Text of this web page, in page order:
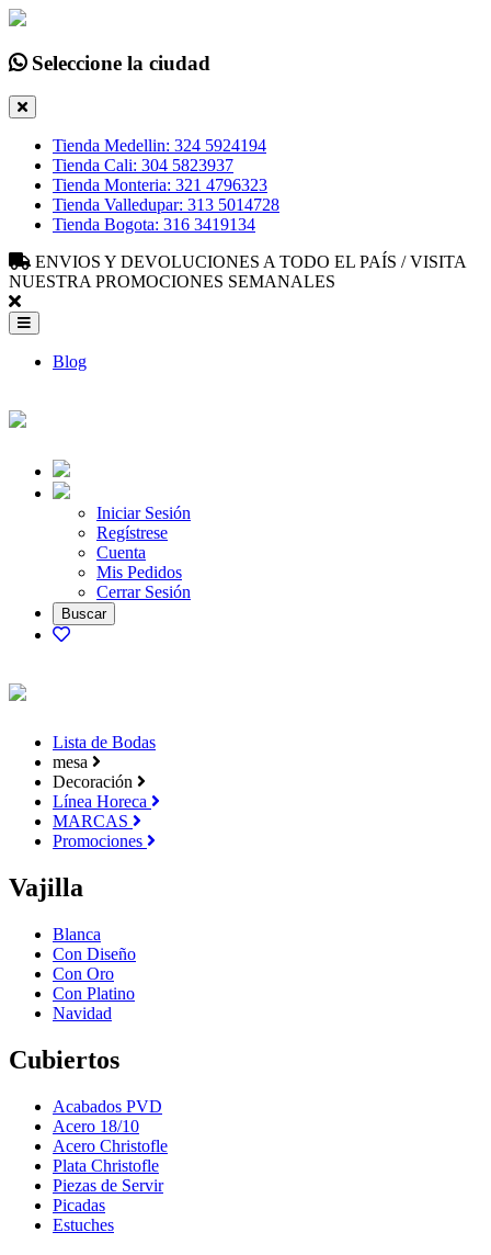
Seleccione la ciudad
Tienda Medellin: 324 5924194
Tienda Cali: 304 5823937
Tienda Monteria: 321 4796323
Tienda Valledupar: 313 5014728
Tienda Bogota: 316 3419134
ENVIOS Y DEVOLUCIONES A TODO EL PAÍS / VISITA
NUESTRA PROMOCIONES SEMANALES
Blog
Iniciar Sesión
Regístrese
Cuenta
Mis Pedidos
Cerrar Sesión
Lista de Bodas
mesa
Decoración
Línea Horeca
MARCAS
Promociones
Vajilla
Blanca
Con Diseño
Con Oro
Con Platino
Navidad
Cubiertos
Acabados PVD
Acero 18/10
Acero Christofle
Plata Christofle
Piezas de Servir
Picadas
Estuches